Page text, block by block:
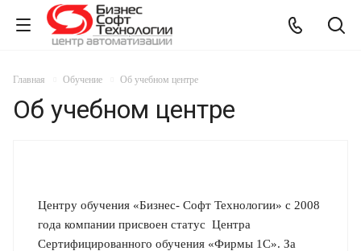
Главная Обучение Об учебном центре
Об учебном центре
Центру обучения «Бизнес- Софт Технологии» с 2008
года компании присвоен статус Центра
Сертифицированного обучения «Фирмы 1С». За